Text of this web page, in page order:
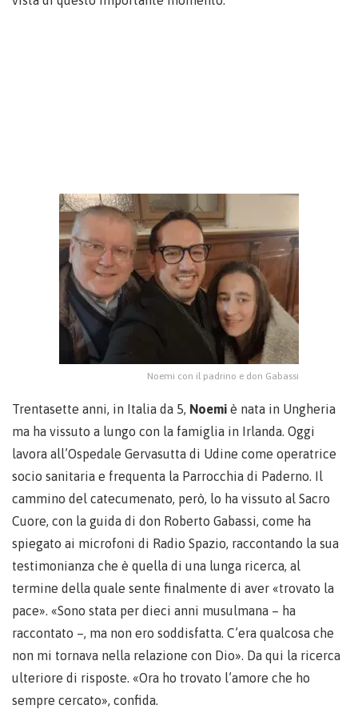
Noemi con il padrino e don Gabassi
Trentasette anni, in Italia da 5, Noemi è nata in Ungheria
ma ha vissuto a lungo con la famiglia in Irlanda. Oggi
lavora all’Ospedale Gervasutta di Udine come operatrice
socio sanitaria e frequenta la Parrocchia di Paderno. Il
cammino del catecumenato, però, lo ha vissuto al Sacro
Cuore, con la guida di don Roberto Gabassi, come ha
spiegato ai microfoni di Radio Spazio, raccontando la sua
testimonianza che è quella di una lunga ricerca, al
termine della quale sente finalmente di aver «trovato la
pace». «Sono stata per dieci anni musulmana – ha
raccontato –, ma non ero soddisfatta. C’era qualcosa che
non mi tornava nella relazione con Dio». Da qui la ricerca
ulteriore di risposte. «Ora ho trovato l’amore che ho
sempre cercato», confida.